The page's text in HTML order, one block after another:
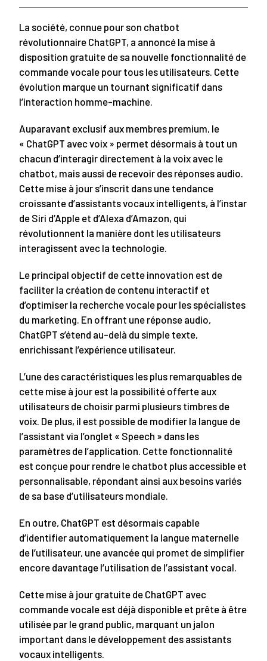
La société, connue pour son chatbot
révolutionnaire ChatGPT, a annoncé la mise à
disposition gratuite de sa nouvelle fonctionnalité de
commande vocale pour tous les utilisateurs. Cette
évolution marque un tournant significatif dans
l’interaction homme-machine.
Auparavant exclusif aux membres premium, le
« ChatGPT avec voix » permet désormais à tout un
chacun d’interagir directement à la voix avec le
chatbot, mais aussi de recevoir des réponses audio.
Cette mise à jour s’inscrit dans une tendance
croissante d’assistants vocaux intelligents, à l’instar
de Siri d’Apple et d’Alexa d’Amazon, qui
révolutionnent la manière dont les utilisateurs
interagissent avec la technologie.
Le principal objectif de cette innovation est de
faciliter la création de contenu interactif et
d’optimiser la recherche vocale pour les spécialistes
du marketing. En offrant une réponse audio,
ChatGPT s’étend au-delà du simple texte,
enrichissant l’expérience utilisateur.
L’une des caractéristiques les plus remarquables de
cette mise à jour est la possibilité offerte aux
utilisateurs de choisir parmi plusieurs timbres de
voix. De plus, il est possible de modifier la langue de
l’assistant via l’onglet « Speech » dans les
paramètres de l’application. Cette fonctionnalité
est conçue pour rendre le chatbot plus accessible et
personnalisable, répondant ainsi aux besoins variés
de sa base d’utilisateurs mondiale.
En outre, ChatGPT est désormais capable
d’identifier automatiquement la langue maternelle
de l’utilisateur, une avancée qui promet de simplifier
encore davantage l’utilisation de l’assistant vocal.
Cette mise à jour gratuite de ChatGPT avec
commande vocale est déjà disponible et prête à être
utilisée par le grand public, marquant un jalon
important dans le développement des assistants
vocaux intelligents.